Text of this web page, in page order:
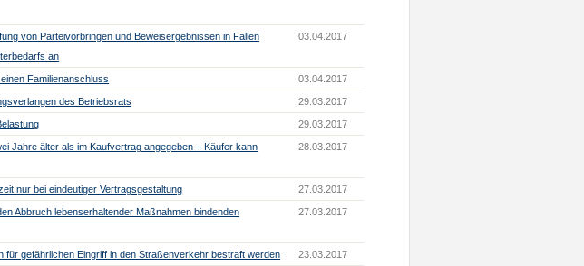
von Parteivorbringen und Beweisergebnissen in Fällen
an
03.04.2017
Familienanschluss 03.04.2017
des Betriebsrats 29.03.2017
29.03.2017
Jahre älter als im Kaufvertrag angegeben – Käufer kann
28.03.2017
nur bei eindeutiger Vertragsgestaltung 27.03.2017
Abbruch lebenserhaltender Maßnahmen bindenden
27.03.2017
für gefährlichen Eingriff in den Straßenverkehr bestraft werden 23.03.2017